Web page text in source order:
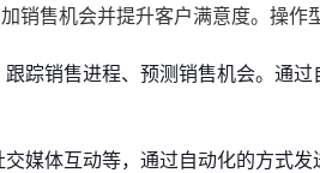
销售机会并提升客户满意度。操作
踪销售进程、预测销售机会。通
媒体互动等，通过自动化的方式